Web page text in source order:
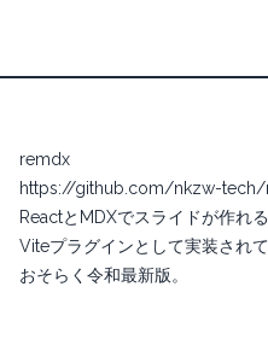
remdx
https://github.com/nkzw-
ReactとMDXでスライドが作れる
Viteプラグインとして実装されて
おそらく令和最新版。